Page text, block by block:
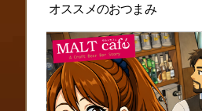
オススメのおつまみ